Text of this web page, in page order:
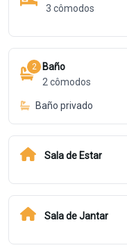
3 cômodos
2
Baño
2 cômodos
Baño privado
Sala de Estar
Sala de Jantar